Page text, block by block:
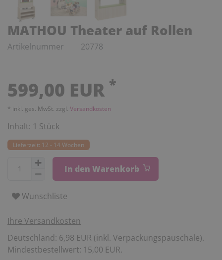
MATHOU Theater auf Rollen
Artikelnummer 20778
599,00 EUR *
* inkl. ges. MwSt. zzgl. Versandkosten
Inhalt: 1 Stück
Lieferzeit: 12 - 14 Wochen
In den Warenkorb
Wunschliste
Ihre Versandkosten
Deutschland: 6,98 EUR (inkl. Verpackungspauschale).
Mindestbestellwert: 15,00 EUR.